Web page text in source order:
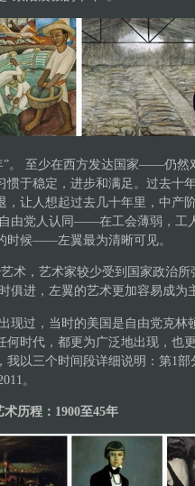
”。 至少在西方发达国家——仍然
于稳定，进步和满足。过去十
，让人想起过去几十年里，中产
由党人认同——在工会薄弱，工
时候——左翼最为清晰可见。
术，艺术家较少受到国家政治
俱进，左翼的艺术更加容易成为
现过，当时的美国是自由党克林
何时代，都更为广泛地出现，也
以三个时间段详细说明：第1部
。
历程：1900至45年